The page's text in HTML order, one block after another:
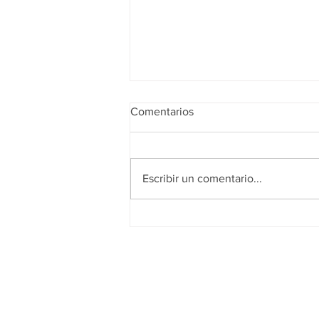
Realidad de octubre
Comentarios
Escribir un comentario...